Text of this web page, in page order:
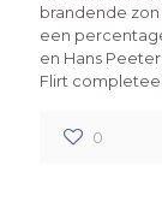
brandende
een
en Hans
Flirt
0